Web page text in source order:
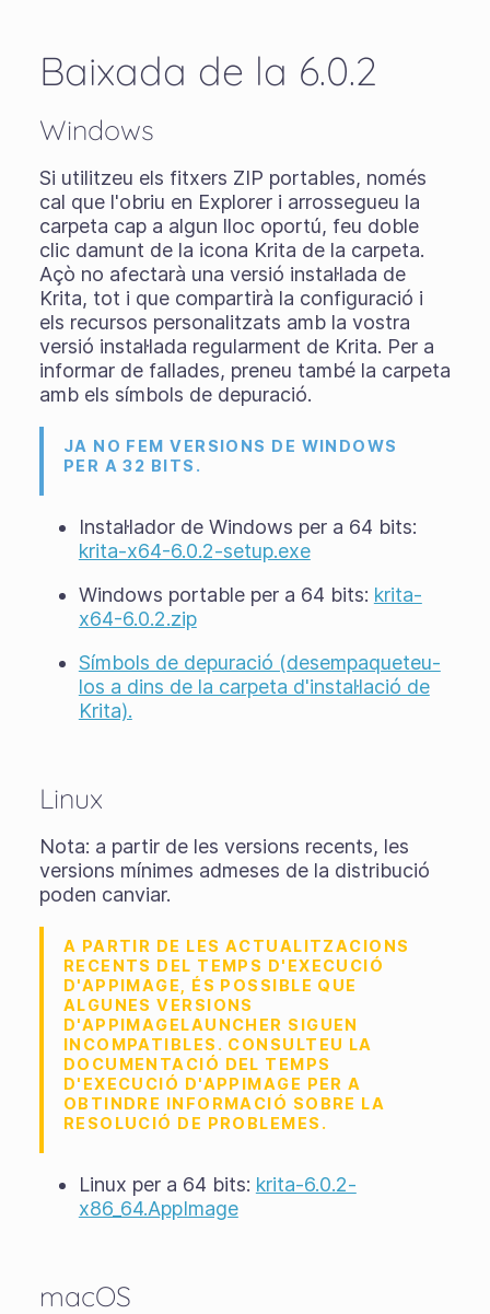
Baixada de la 6.0.2
Windows
Si utilitzeu els fitxers ZIP portables, només
cal que l'obriu en Explorer i arrossegueu la
carpeta cap a algun lloc oportú, feu doble
clic damunt de la icona Krita de la carpeta.
Açò no afectarà una versió instal·lada de
Krita, tot i que compartirà la configuració i
els recursos personalitzats amb la vostra
versió instal·lada regularment de Krita. Per a
informar de fallades, preneu també la carpeta
amb els símbols de depuració.
JA NO FEM VERSIONS DE WINDOWS
PER A 32 BITS.
Instal·lador de Windows per a 64 bits:
krita-x64-6.0.2-setup.exe
Windows portable per a 64 bits: krita-
x64-6.0.2.zip
Símbols de depuració (desempaqueteu-
los a dins de la carpeta d'instal·lació de
Krita).
Linux
Nota: a partir de les versions recents, les
versions mínimes admeses de la distribució
poden canviar.
A PARTIR DE LES ACTUALITZACIONS
RECENTS DEL TEMPS D'EXECUCIÓ
D'APPIMAGE, ÉS POSSIBLE QUE
ALGUNES VERSIONS
D'APPIMAGELAUNCHER SIGUEN
INCOMPATIBLES. CONSULTEU LA
DOCUMENTACIÓ DEL TEMPS
D'EXECUCIÓ D'APPIMAGE PER A
OBTINDRE INFORMACIÓ SOBRE LA
RESOLUCIÓ DE PROBLEMES.
Linux per a 64 bits: krita-6.0.2-
x86_64.AppImage
macOS